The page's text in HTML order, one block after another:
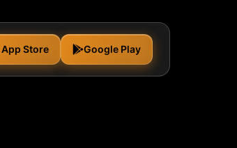
App Store Google Play